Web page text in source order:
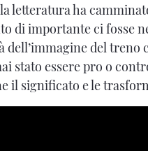
letteratura ha
di importante ci fosse
dell’immagine del
stato essere pro o
il significato e le